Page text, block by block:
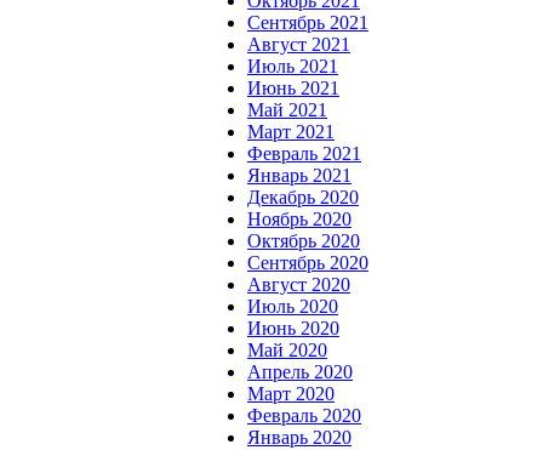
Сентябрь 2021
Август 2021
Июль 2021
Июнь 2021
Май 2021
Март 2021
Февраль 2021
Январь 2021
Декабрь 2020
Ноябрь 2020
Октябрь 2020
Сентябрь 2020
Август 2020
Июль 2020
Июнь 2020
Май 2020
Апрель 2020
Март 2020
Февраль 2020
Январь 2020